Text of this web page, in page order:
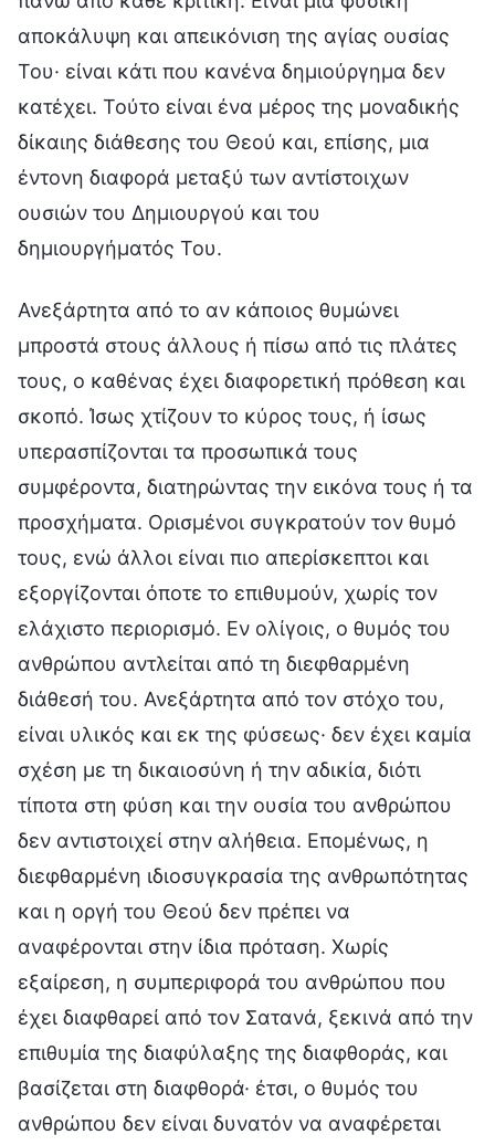
αποκάλυψη και απεικόνιση της αγίας ουσίας
Του· είναι κάτι που κανένα δημιούργημα δεν
κατέχει. Τούτο είναι ένα μέρος της μοναδικής
δίκαιης διάθεσης του Θεού και, επίσης, μια
έντονη διαφορά μεταξύ των αντίστοιχων
ουσιών του Δημιουργού και του
δημιουργήματός Του.
Ανεξάρτητα από το αν κάποιος θυμώνει
μπροστά στους άλλους ή πίσω από τις πλάτες
τους, ο καθένας έχει διαφορετική πρόθεση και
σκοπό. Ίσως χτίζουν το κύρος τους, ή ίσως
υπερασπίζονται τα προσωπικά τους
συμφέροντα, διατηρώντας την εικόνα τους ή τα
προσχήματα. Ορισμένοι συγκρατούν τον θυμό
τους, ενώ άλλοι είναι πιο απερίσκεπτοι και
εξοργίζονται όποτε το επιθυμούν, χωρίς τον
ελάχιστο περιορισμό. Εν ολίγοις, ο θυμός του
ανθρώπου αντλείται από τη διεφθαρμένη
διάθεσή του. Ανεξάρτητα από τον στόχο του,
είναι υλικός και εκ της φύσεως· δεν έχει καμία
σχέση με τη δικαιοσύνη ή την αδικία, διότι
τίποτα στη φύση και την ουσία του ανθρώπου
δεν αντιστοιχεί στην αλήθεια. Επομένως, η
διεφθαρμένη ιδιοσυγκρασία της ανθρωπότητας
και η οργή του Θεού δεν πρέπει να
αναφέρονται στην ίδια πρόταση. Χωρίς
εξαίρεση, η συμπεριφορά του ανθρώπου που
έχει διαφθαρεί από τον Σατανά, ξεκινά από την
επιθυμία της διαφύλαξης της διαφθοράς, και
βασίζεται στη διαφθορά· έτσι, ο θυμός του
ανθρώπου δεν είναι δυνατόν να αναφέρεται